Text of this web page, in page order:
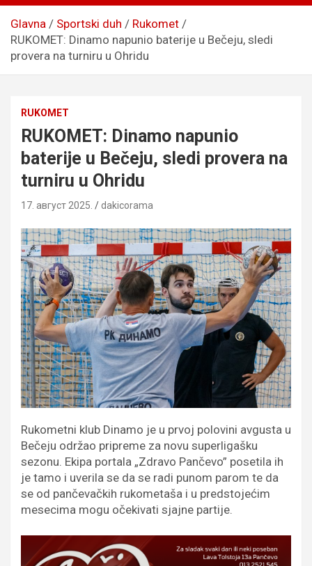
Glavna Sportski duh
Rukomet
RUKOMET: Dinamo napunio baterije u Bečeju, sledi
provera na turniru u Ohridu
RUKOMET
RUKOMET: Dinamo napunio
baterije u Bečeju, sledi provera na
turniru u Ohridu
17. август 2025. dakicorama
Rukometni klub Dinamo je u prvoj polovini avgusta u
Bečeju održao pripreme za novu superligašku
sezonu. Ekipa portala „Zdravo Pančevo” posetila ih
je tamo i uverila se da se radi punom parom te da
se od pančevačkih rukometaša i u predstojećim
mesecima mogu očekivati sjajne partije.